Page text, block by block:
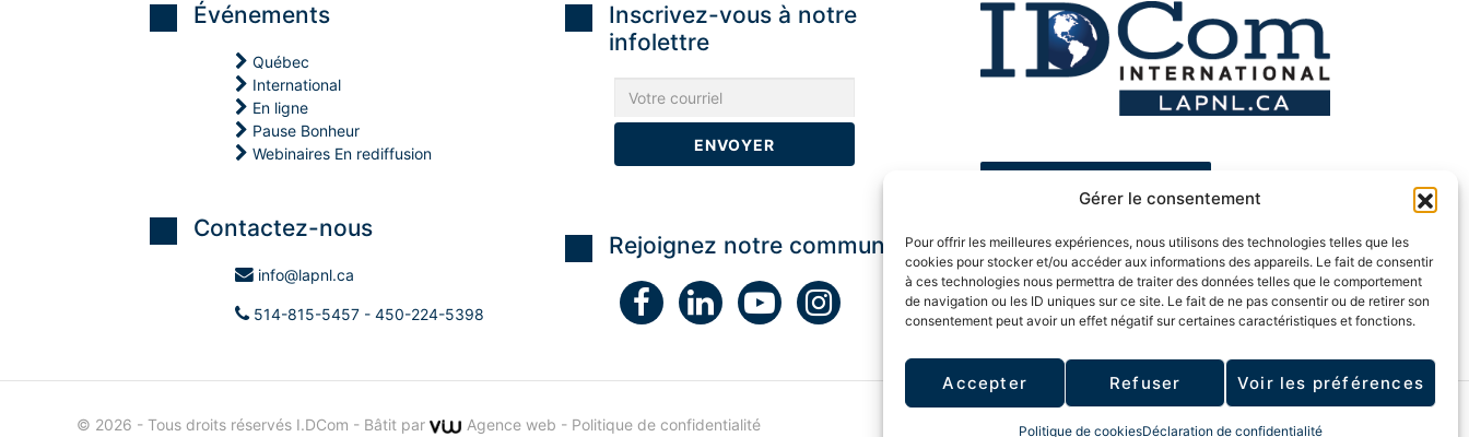
Gérer le consentement
Pour offrir les meilleures expériences, nous utilisons des technologies telles que les
cookies pour stocker et/ou accéder aux informations des appareils. Le fait de consentir
à ces technologies nous permettra de traiter des données telles que le comportement
de navigation ou les ID uniques sur ce site. Le fait de ne pas consentir ou de retirer son
consentement peut avoir un effet négatif sur certaines caractéristiques et fonctions.
Accepter Refuser Voir les préférences
Politique de cookiesDéclaration de confidentialité
Événements
Québec
International
En ligne
Pause Bonheur
Webinaires En rediffusion
Contactez-nous
info@lapnl.ca
514-815-5457 - 450-224-5398
Inscrivez-vous à notre
infolettre
Rejoignez notre communauté Politique de confidentialité
© 2026 - Tous droits réservés I.DCom - Bâtit par Agence web - Politique de confidentialité